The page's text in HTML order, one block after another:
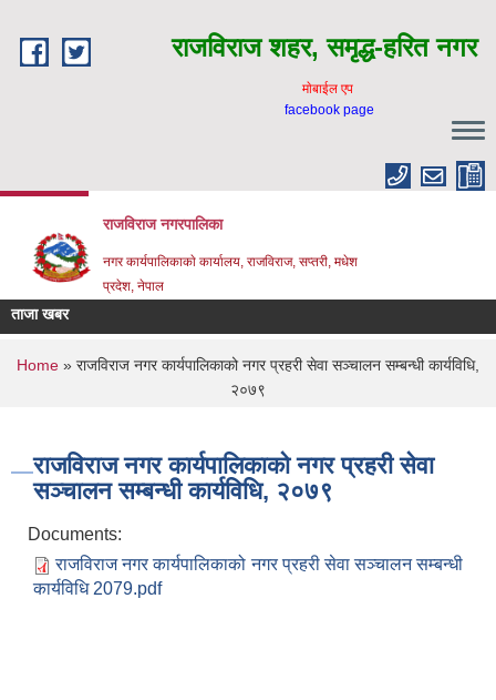
राजविराज शहर, समृद्ध-हरित नगर
माेबाईल एप
facebook page
राजविराज नगरपालिका
नगर कार्यपालिकाकाे कार्यालय, राजविराज, सप्तरी, मधेश
प्रदेश, नेपाल
ताजा खबर
You are here
Home » राजविराज नगर कार्यपालिकाको नगर प्रहरी सेवा सञ्चालन सम्बन्धी कार्यविधि,
२०७९
राजविराज नगर कार्यपालिकाको नगर प्रहरी सेवा
सञ्चालन सम्बन्धी कार्यविधि, २०७९
Documents:
राजविराज नगर कार्यपालिकाको नगर प्रहरी सेवा सञ्चालन सम्बन्धी
कार्यविधि 2079.pdf